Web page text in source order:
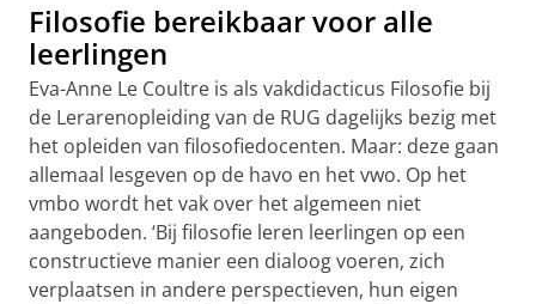
Filosofie bereikbaar voor alle
leerlingen
Eva-Anne Le Coultre is als vakdidacticus Filosofie bij
de Lerarenopleiding van de RUG dagelijks bezig met
het opleiden van filosofiedocenten. Maar: deze gaan
allemaal lesgeven op de havo en het vwo. Op het
vmbo wordt het vak over het algemeen niet
aangeboden. ‘Bij filosofie leren leerlingen op een
constructieve manier een dialoog voeren, zich
verplaatsen in andere perspectieven, hun eigen